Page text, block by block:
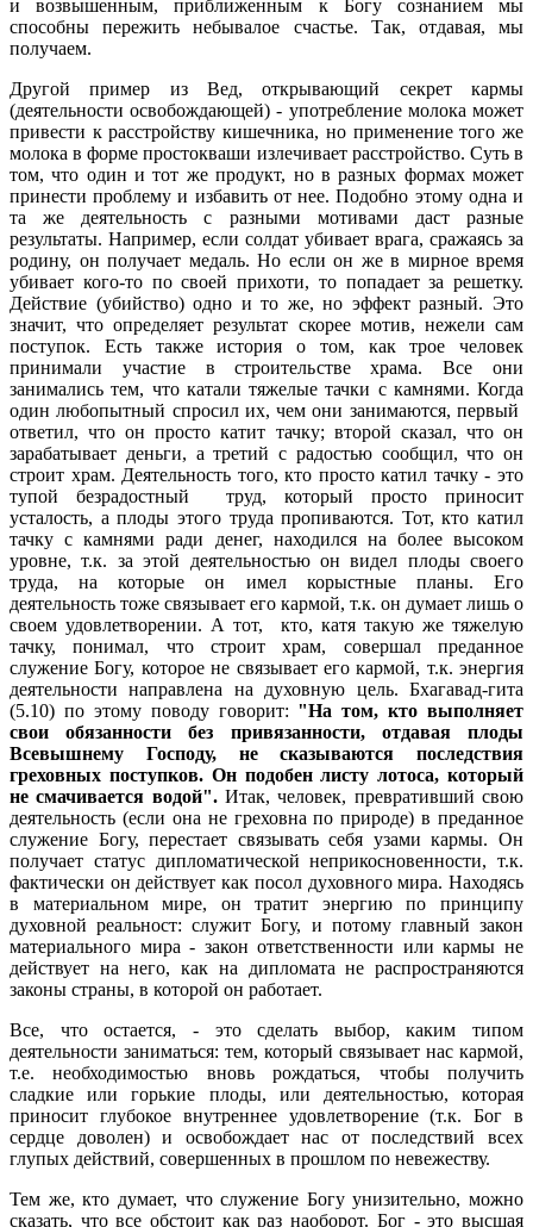
и возвышенным, приближенным к Богу сознанием мы
способны пережить небывалое счастье. Так, отдавая, мы
получаем.
Другой пример из Вед, открывающий секрет кармы
(деятельности освобождающей) - употребление молока может
привести к расстройству кишечника, но применение того же
молока в форме простокваши излечивает расстройство. Суть в
том, что один и тот же продукт, но в разных формах может
принести проблему и избавить от нее. Подобно этому одна и
та же деятельность с разными мотивами даст разные
результаты. Например, если солдат убивает врага, сражаясь за
родину, он получает медаль. Но если он же в мирное время
убивает кого-то по своей прихоти, то попадает за решетку.
Действие (убийство) одно и то же, но эффект разный. Это
значит, что определяет результат скорее мотив, нежели сам
поступок. Есть также история о том, как трое человек
принимали участие в строительстве храма. Все они
занимались тем, что катали тяжелые тачки с камнями. Когда
один любопытный спросил их, чем они занимаются, первый
ответил, что он просто катит тачку; второй сказал, что он
зарабатывает деньги, а третий с радостью сообщил, что он
строит храм. Деятельность того, кто просто катил тачку - это
тупой безрадостный труд, который просто приносит
усталость, а плоды этого труда пропиваются. Тот, кто катил
тачку с камнями ради денег, находился на более высоком
уровне, т.к. за этой деятельностью он видел плоды своего
труда, на которые он имел корыстные планы. Его
деятельность тоже связывает его кармой, т.к. он думает лишь о
своем удовлетворении. А тот, кто, катя такую же тяжелую
тачку, понимал, что строит храм, совершал преданное
служение Богу, которое не связывает его кармой, т.к. энергия
деятельности направлена на духовную цель. Бхагавад-гита
(5.10) по этому поводу говорит: "На том, кто выполняет
свои обязанности без привязанности, отдавая плоды
Всевышнему Господу, не сказываются последствия
греховных поступков. Он подобен листу лотоса, который
не смачивается водой".Итак, человек, превративший свою
деятельность (если она не греховна по природе) в преданное
служение Богу, перестает связывать себя узами кармы. Он
получает статус дипломатической неприкосновенности, т.к.
фактически он действует как посол духовного мира. Находясь
в материальном мире, он тратит энергию по принципу
духовной реальност: служит Богу, и потому главный закон
материального мира - закон ответственности или кармы не
действует на него, как на дипломата не распространяются
законы страны, в которой он работает.
Все, что остается, - это сделать выбор, каким типом
деятельности заниматься: тем, который связывает нас кармой,
т.е. необходимостью вновь рождаться, чтобы получить
сладкие или горькие плоды, или деятельностью, которая
приносит глубокое внутреннее удовлетворение (т.к. Бог в
сердце доволен) и освобождает нас от последствий всех
глупых действий, совершенных в прошлом по невежеству.
Тем же, кто думает, что служение Богу унизительно, можно
сказать, что все обстоит как раз наоборот. Бог - это высшая